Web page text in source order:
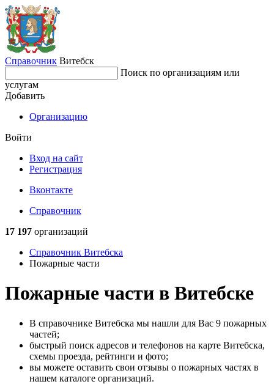
Справочник Витебск
Поиск по организациям или
услугам
Добавить
Организацию
Войти
Вход на сайт
Регистрация
Вконтакте
Справочник
17 197 организаций
Справочник Витебска
Пожарные части
Пожарные части в Витебске
В справочнике Витебска мы нашли для Вас 9 пожарных
частей;
быстрый поиск адресов и телефонов на карте Витебска,
схемы проезда, рейтинги и фото;
вы можете оставить свои отзывы о пожарных частях в
нашем каталоге организаций.